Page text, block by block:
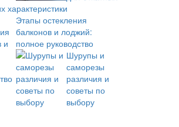
характеристики
Этапы остекления
балконов и лоджий:
полное руководство
Шурупы и
саморезы
различия и
советы по
выбору